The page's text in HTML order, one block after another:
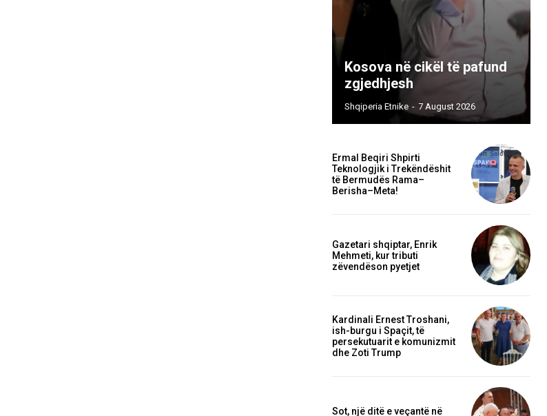
Kosova në cikël të pafund
zgjedhjesh
Shqiperia Etnike - 7 August 2026
Ermal Beqiri Shpirti
Teknologjik i Trekëndëshit
të Bermudës Rama–
Berisha–Meta!
Gazetari shqiptar, Enrik
Mehmeti, kur tributi
zëvendëson pyetjet
Kardinali Ernest Troshani,
ish-burgu i Spaçit, të
persekutuarit e komunizmit
dhe Zoti Trump
Sot, një ditë e veçantë në